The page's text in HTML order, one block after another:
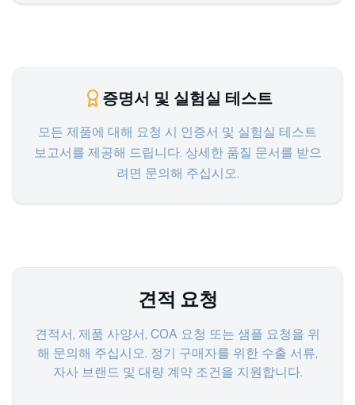
증명서 및 실험실 테스트
모든 제품에 대해 요청 시 인증서 및 실험실 테스트
보고서를 제공해 드립니다. 상세한 품질 문서를 받으
려면 문의해 주십시오.
견적 요청
견적서, 제품 사양서, COA 요청 또는 샘플 요청을 위
해 문의해 주십시오. 정기 구매자를 위한 수출 서류,
자사 브랜드 및 대량 계약 조건을 지원합니다.